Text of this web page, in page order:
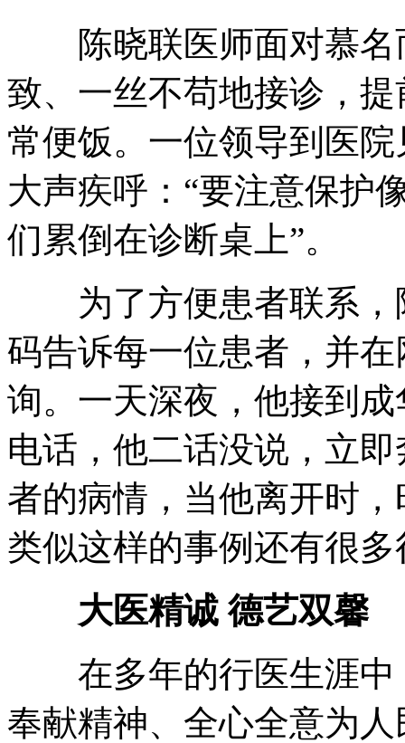
陈晓联医师面对慕名
致、一丝不苟地接诊，
常便饭。一位领导到医
大声疾呼：“要注意保护
们累倒在诊断桌上”。
为了方便患者联系，
码告诉每一位患者，并
询。一天深夜，他接到
电话，他二话没说，立
者的病情，当他离开时
类似这样的事例还有很多
大医精诚 德艺双馨
在多年的行医生涯中
奉献精神、全心全意为